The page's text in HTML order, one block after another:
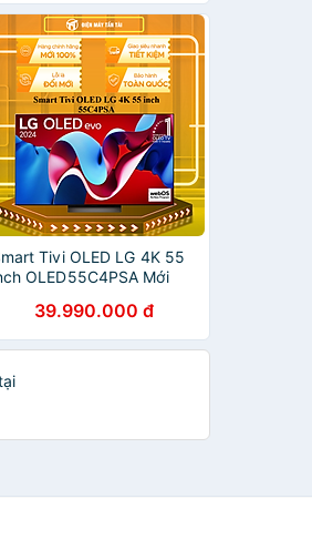
Hãng
Tivi OLED LG 4K 55
OLED55C4PSA Mới
Giao HCM và 1 số tỉnh thành
39.990.000 đ